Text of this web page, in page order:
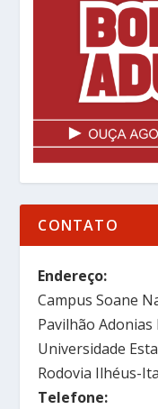
CONTATO
Endereço:
Campus Soane
Pavilhão
Universidade
Rodovia Ilhéus-
Telefone: